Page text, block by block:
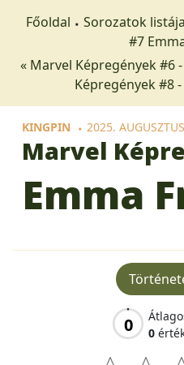
Főoldal Sorozatok listája
#7
« Marvel Képregények #6
Képregények #8
KINGPIN 2025. AUGUSZTUS
Marvel
Emma
0
0